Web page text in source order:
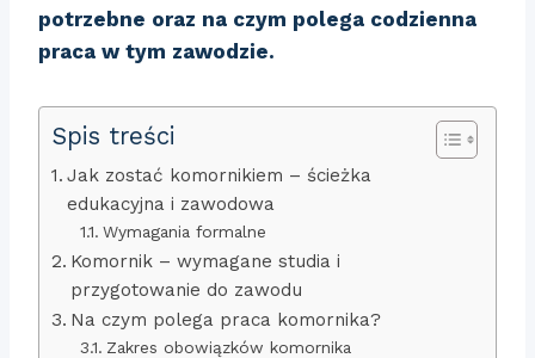
potrzebne oraz na czym polega codzienna
praca w tym zawodzie.
Spis treści
Jak zostać komornikiem – ścieżka
edukacyjna i zawodowa
Wymagania formalne
Komornik – wymagane studia i
przygotowanie do zawodu
Na czym polega praca komornika?
Zakres obowiązków komornika